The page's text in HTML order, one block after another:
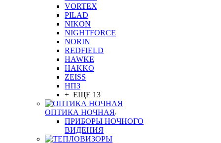
VORTEX
PILAD
NIKON
NIGHTFORCE
NORIN
REDFIELD
HAWKE
HAKKO
ZEISS
НПЗ
+ ЕЩЕ 13
ОПТИКА НОЧНАЯ
ПРИБОРЫ НОЧНОГО
ВИДЕНИЯ